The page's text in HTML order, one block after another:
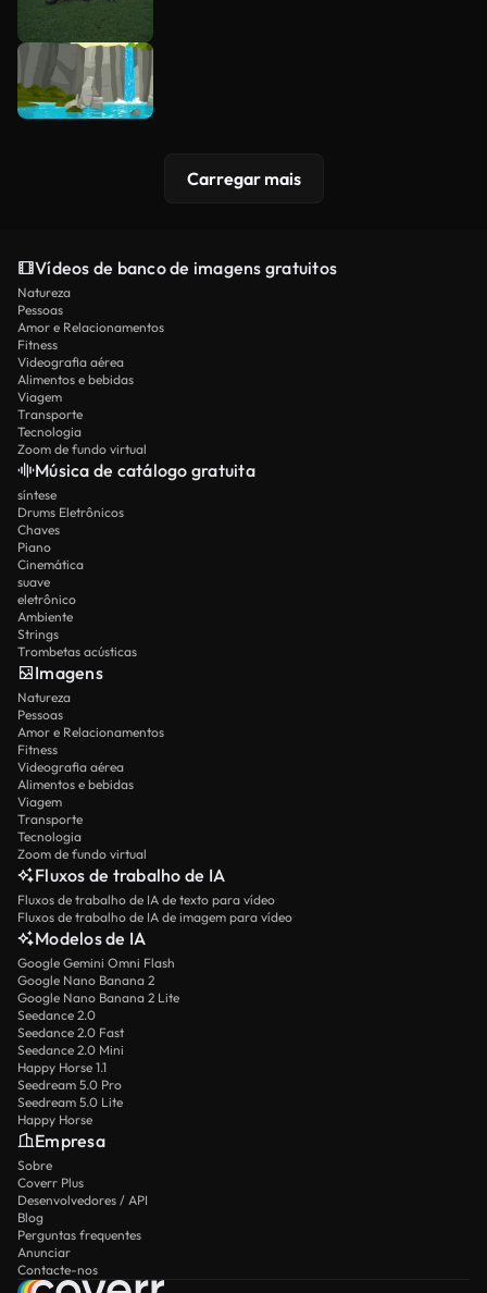
Carregar mais
Vídeos de banco de imagens gratuitos
Natureza
Pessoas
Amor e Relacionamentos
Fitness
Videografia aérea
Alimentos e bebidas
Viagem
Transporte
Tecnologia
Zoom de fundo virtual
Música de catálogo gratuita
síntese
Drums Eletrônicos
Chaves
Piano
Cinemática
suave
eletrônico
Ambiente
Strings
Trombetas acústicas
Imagens
Natureza
Pessoas
Amor e Relacionamentos
Fitness
Videografia aérea
Alimentos e bebidas
Viagem
Transporte
Tecnologia
Zoom de fundo virtual
Fluxos de trabalho de IA
Fluxos de trabalho de IA de texto para vídeo
Fluxos de trabalho de IA de imagem para vídeo
Modelos de IA
Google Gemini Omni Flash
Google Nano Banana 2
Google Nano Banana 2 Lite
Seedance 2.0
Seedance 2.0 Fast
Seedance 2.0 Mini
Happy Horse 1.1
Seedream 5.0 Pro
Seedream 5.0 Lite
Happy Horse
Empresa
Sobre
Coverr Plus
Desenvolvedores / API
Blog
Perguntas frequentes
Anunciar
Contacte-nos